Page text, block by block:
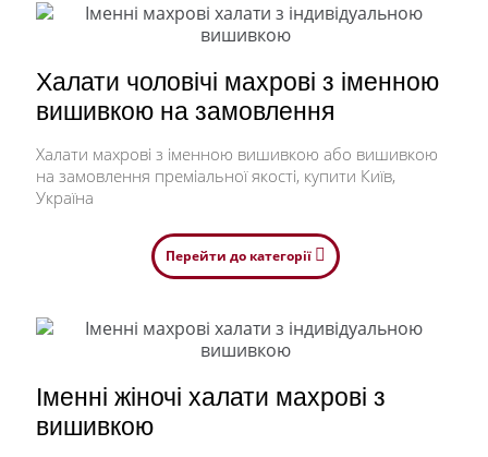
радість, але вишивка індивідуальна, виконана
якісно, ​​здатна викликати дуже яскраві емоції!
дуже високого рівня. Кожен спеціаліст працює у
нас не менше 7 років! Кожен халат ми шиємо
саме для Вас, тому нам не важко буде
вкоротити/подовжити, наприклад, рукав. І
звичайно ж, наша продукція: іменні халати,
рушники-всі найвідміннішої якості і тільки з
натуральних матеріалів. Підбір ідеального
презенту – справа відповідальна. Процес може
зайняти кілька днів або навіть тижнів, адже
кожен із нас має власні очікування. Тому при
постарайтеся мати
Халати чоловічі махрові з іменною
вишивкою на замовлення
Халати махрові з іменною вишивкою або вишивкою
на замовлення преміальної якості, купити Київ,
Україна
Перейти до категорії
Іменні жіночі халати махрові з
вишивкою